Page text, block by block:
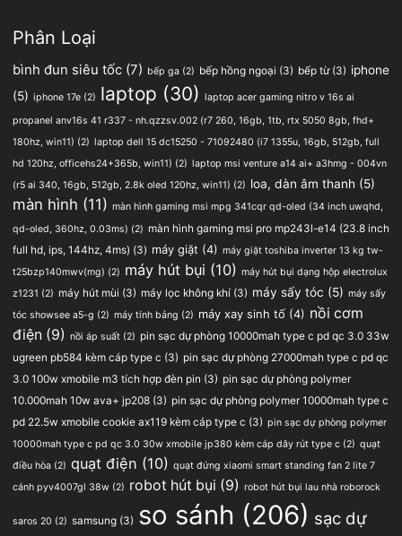
Phân Loại
bình đun siêu tốc (7) bếp ga (2) bếp hồng ngoại (3) bếp từ(3) iphone
(5) iphone 17e (2) laptop (30)
laptop acer gaming nitro v 16s ai
propanel anv16s 41 r337 - nh.qzzsv.002 (r7 260, 16gb, 1tb, rtx 5050 8gb, fhd+
180hz, win11) (2) laptop dell 15 dc15250 - 71092480 (i7 1355u, 16gb, 512gb, full
hd 120hz, officehs24+365b, win11) (2) laptop msi venture a14 ai+ a3hmg - 004vn
(r5 ai 340, 16gb, 512gb, 2.8k oled 120hz, win11) (2) loa, dàn âm thanh (5)
màn hình (11) màn hình gaming msi mpg 341cqr qd-oled (34 inch uwqhd,
qd-oled, 360hz, 0.03ms) (2) màn hình gaming msi pro mp243l-e14 (23.8 inch
full hd, ips, 144hz, 4ms) (3) máy giặt (4) máy giặt toshiba inverter 13 kg tw-
t25bzp140mwv(mg) (2) máy hút bụi (10) máy hút bụi dạng hộp electrolux
z1231 (2) máy hút mùi (3) máy lọc không khí (3) máy sấy tóc (5) máy sấy
tóc showsee a5-g (2) máy tính bảng (2) máy xay sinh tố (4) nồi cơm
điện (9) nồi áp suất (2) pin sạc dự phòng 10000mah type c pd qc 3.0 33w
ugreen pb584 kèm cáp type c (3) pin sạc dự phòng 27000mah type c pd qc
3.0 100w xmobile m3 tích hợp đèn pin (3) pin sạc dự phòng polymer
10.000mah 10w ava+ jp208 (3) pin sạc dự phòng polymer 10000mah type c
pd 22.5w xmobile cookie ax119 kèm cáp type c (3) pin sạc dự phòng polymer
10000mah type c pd qc 3.0 30w xmobile jp380 kèm cáp dây rút type c (2) quạt
điều hòa (2) quạt điện (10) quạt đứng xiaomi smart standing fan 2 lite 7
cánh pyv4007gl 38w (2) robot hút bụi (9) robot hút bụi lau nhà roborock
saros 20 (2) samsung (3) so sánh (206) sạc dự